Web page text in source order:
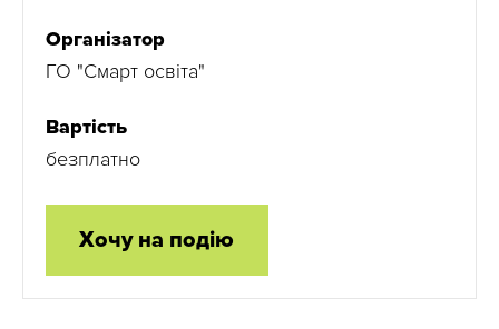
Організатор
ГО "Смарт освіта"
Вартість
безплатно
Хочу на подію